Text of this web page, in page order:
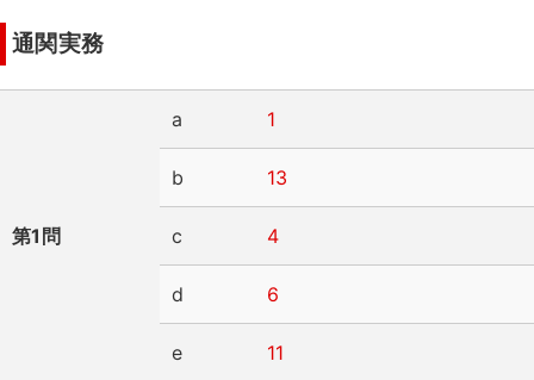
通関実務
第1問
a 1
b 13
c 4
d 6
e 11